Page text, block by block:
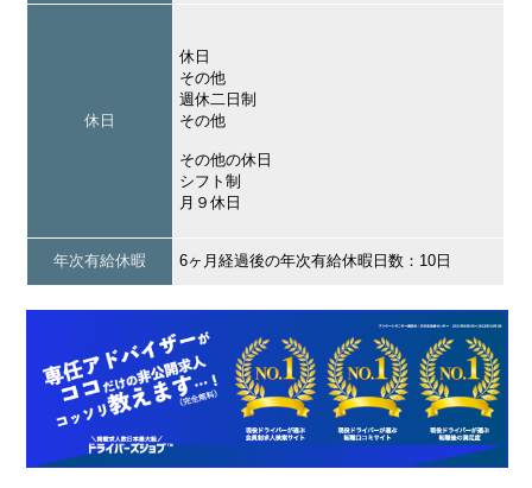
休日
休日
その他
週休二日制
その他
その他の休日
シフト制
月９休日
年次有給休暇 6ヶ月経過後の年次有給休暇日数：10日